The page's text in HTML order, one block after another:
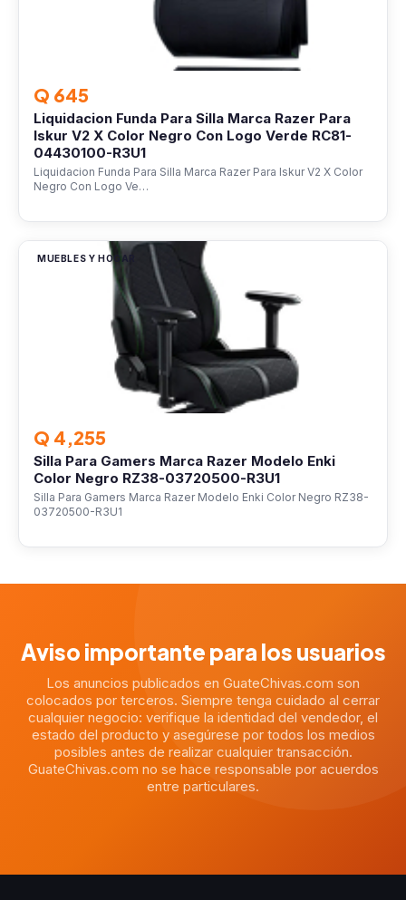
Q 645
Liquidacion Funda Para Silla Marca Razer Para
Iskur V2 X Color Negro Con Logo Verde RC81-
04430100-R3U1
Liquidacion Funda Para Silla Marca Razer Para Iskur V2 X Color
Negro Con Logo Ve…
MUEBLES Y HOGAR
Q 4,255
Silla Para Gamers Marca Razer Modelo Enki
Color Negro RZ38-03720500-R3U1
Silla Para Gamers Marca Razer Modelo Enki Color Negro RZ38-
03720500-R3U1
Aviso importante para los usuarios
Los anuncios publicados en GuateChivas.com son
colocados por terceros. Siempre tenga cuidado al cerrar
cualquier negocio: verifique la identidad del vendedor, el
estado del producto y asegúrese por todos los medios
posibles antes de realizar cualquier transacción.
GuateChivas.com no se hace responsable por acuerdos
entre particulares.